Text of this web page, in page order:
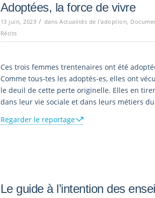
Adoptées, la force de vivre
13 juin, 2023 / dansActualités de l'adoption
Récits
Ces trois femmes trentenaires ont été
Comme tous-tes les adoptés-es, elles ont
le deuil de cette perte originelle. Elles en
dans leur vie sociale et dans leurs métiers
Regarder le reportage
Le guide à l’intention des